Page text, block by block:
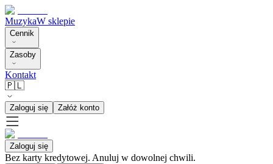
MuzykaW sklepie
Cennik
Zasoby
Kontakt
🇵🇱
Zaloguj się Załóż konto
Zaloguj się
Bez karty kredytowej. Anuluj w dowolnej chwili.